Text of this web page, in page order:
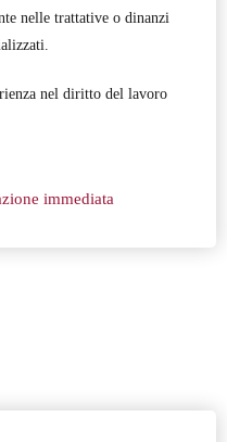
nelle trattative o dinanzi
nel diritto del lavoro
immediata